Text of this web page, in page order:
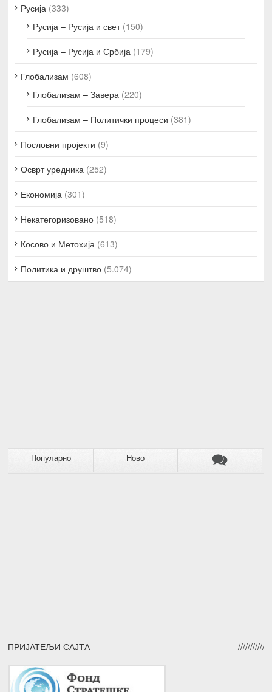
Русија (333)
Русија – Русија и свет(150)
Русија – Русија и Србија (179)
Глобализам (608)
Глобализам – Завера (220)
Глобализам – Политички процеси (381)
Пословни пројекти (9)
Осврт уредника (252)
Економија (301)
Некатегоризовано (518)
Косово и Метохија (613)
Политика и друштво (5.074)
Популарно Ново
ПРИЈАТЕЉИ САЈТА